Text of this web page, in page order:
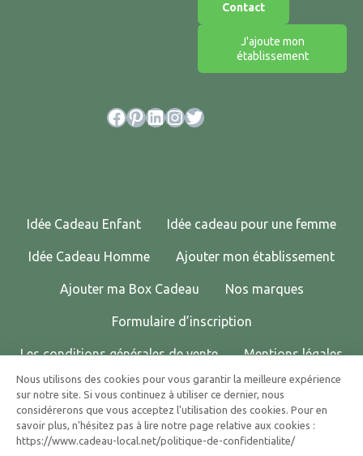
Contact
J'ajoute mon
établissement
Facebook Pinterest LinkedIn InstagramTwitter
Idée Cadeau Enfant Idée cadeau pour une femme
Idée Cadeau Homme Ajouter mon établissement
Ajouter ma Box Cadeau Nos marques
Formulaire d’inscription
Les conditions générales de vente Mentions légales
Politique de confidentialité Contactez-nous !
© 2025 CADEAU LOCAL TOUS DROITS RÉSERVÉS.
Nous utilisons des cookies pour vous garantir la meilleure expérience
sur notre site. Si vous continuez à utiliser ce dernier, nous
considérerons que vous acceptez l'utilisation des cookies. Pour en
savoir plus, n'hésitez pas à lire notre page relative aux cookies :
https://www.cadeau-local.net/politique-de-confidentialite/